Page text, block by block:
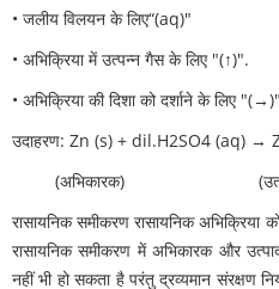
• जलीय विलयन के लिए“(aq)"
• अभिक्रिया में उत्पन्न गैस के लिए "(↑)".
• अभिक्रिया की दिशा को दर्शाने के लिए
उदाहरण: Zn (s) + dil.H2SO4 (aq) →
(अभिकारक)
रासायनिक समीकरण रासायनिक
रासायनिक समीकरण में अभिकारक और
नहीं भी हो सकता है परंतु द्रव्यमान संरक्षण